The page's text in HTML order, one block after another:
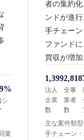
シ
業
者の集約
ンドが進
手チェー
ファンド
買収が増
1,399
法人
企業
数
2,818
全事
業者
数
主な案件類
手チェーン